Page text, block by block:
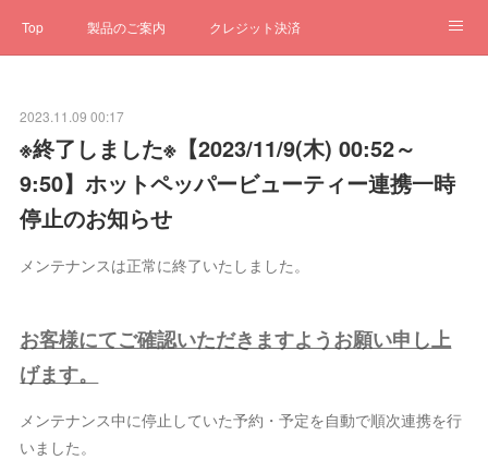
Top 製品のご案内 クレジット決済
ステータス
2023.11.09 00:17
※終了しました※【2023/11/9(木) 00:52～
9:50】ホットペッパービューティー連携一時
停止のお知らせ
メンテナンスは正常に終了いたしました。
お客様にてご確認いただきますようお願い申し上
げます。
メンテナンス中に停止していた予約・予定を自動で順次連携を行
いました。